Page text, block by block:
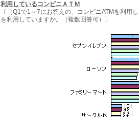
利用しているコンビニＡＴＭ
〔（Q1で1～7にお答えの、コンビニATMを利用
を利用していますか。（複数回答可）〕